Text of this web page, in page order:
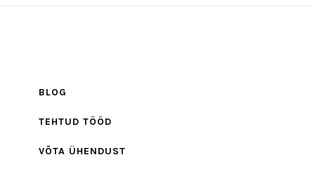
BLOG
TEHTUD TÖÖD
VÕTA ÜHENDUST